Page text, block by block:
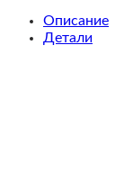
Описание
Детали